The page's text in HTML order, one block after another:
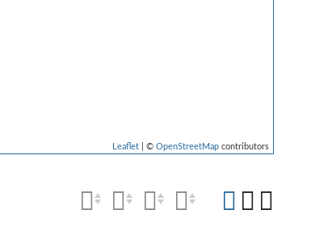
Leaflet | © OpenStreetMap contributors